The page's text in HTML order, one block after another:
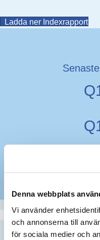
Denna webbplats
Vi använder
och annonserna till
för sociala medier och
Ladda ner Indexrapport